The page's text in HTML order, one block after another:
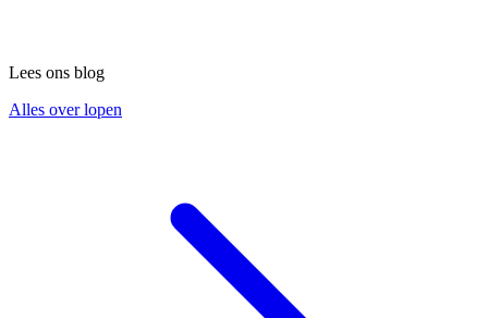
Lees ons blog
Alles over lopen